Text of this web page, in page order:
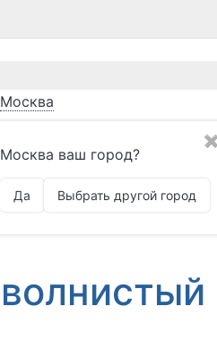
Москва
Москва ваш город?
Да Выбрать другой город
ШК ПО